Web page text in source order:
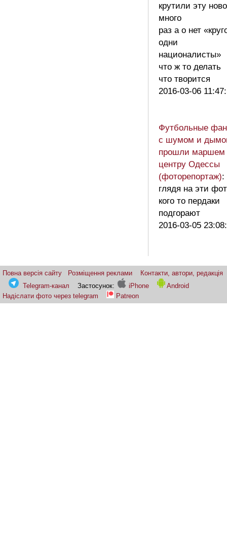
крутили эту
много
раз а о нет
одни
националисты»
что ж то делать
что творится
2016-03-06
Футбольные
с шумом и
прошли маршем
центру Одессы
(фоторепортаж):
глядя на эти
кого то пердаки
подгорают
2016-03-05
Повна версія сайту Розміщення реклами
Контакти, автори, редакція
Telegram-канал
Застосунок: iPhone
Android
Надіслати фото через telegram
Patreon